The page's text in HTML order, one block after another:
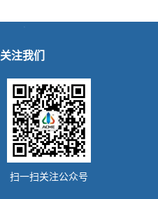
关注我们
扫一扫关注公众号